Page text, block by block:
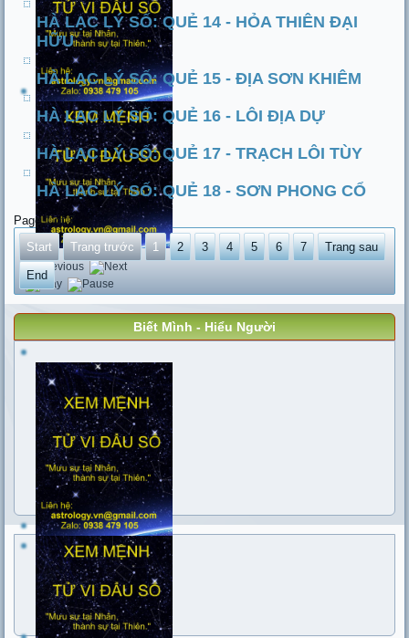
HÀ LẠC LÝ SỐ: QUẺ 14 - HỎA THIÊN ĐẠI
HỮU
HÀ LẠC LÝ SỐ: QUẺ 15 - ĐỊA SƠN KHIÊM
HÀ LẠC LÝ SỐ: QUẺ 16 - LÔI ĐỊA DỰ
HÀ LẠC LÝ SỐ: QUẺ 17 - TRẠCH LÔI TÙY
HÀ LẠC LÝ SỐ: QUẺ 18 - SƠN PHONG CỔ
Page 1 of 7
Start
Trang trước 1 2 3 4 5 6 7 Trang sau
End
Biết Mình - Hiểu Người